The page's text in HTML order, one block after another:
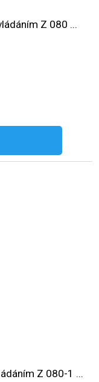
Z 080 ...
Z 080-1 ...